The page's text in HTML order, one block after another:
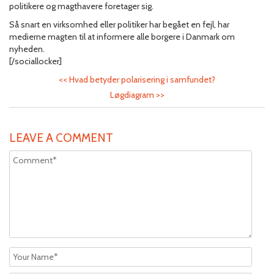
politikere og magthavere foretager sig.
Så snart en virksomhed eller politiker har begået en fejl, har
medierne magten til at informere alle borgere i Danmark om
nyheden.
[/sociallocker]
<< Hvad betyder polarisering i samfundet?
Løgdiagram >>
LEAVE A COMMENT